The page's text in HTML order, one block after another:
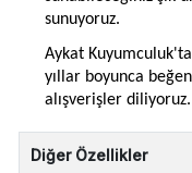
sunuyoruz.
Aykat
yıllar boyunca
alışverişler diliyoruz.
Diğer Özellikler